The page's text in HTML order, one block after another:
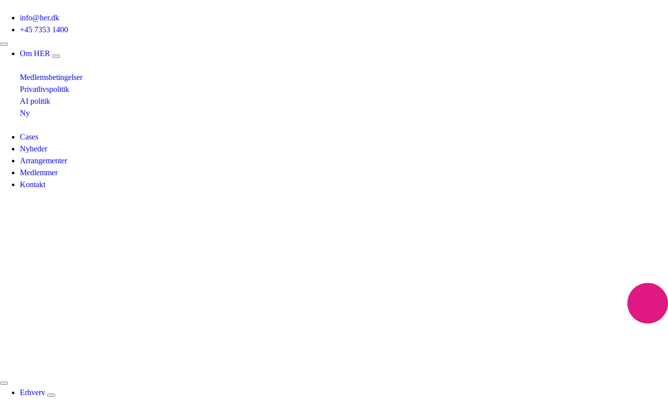
info@her.dk
+45 7353 1400
Om HER
Medlemsbetingelser
Privatlivspolitik
AI politik
Ny
Cases
Nyheder
Arrangementer
Medlemmer
Kontakt
Erhverv